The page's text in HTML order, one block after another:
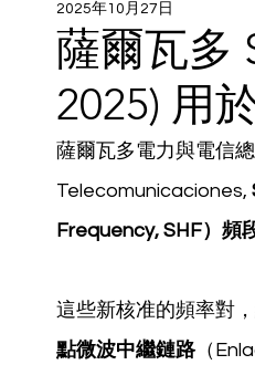
Australia Azerbaijan
Botswana Brunei
Georgia Guinea
薩爾瓦多
2025) 用
2025年10月27日
薩爾瓦多電力與電信
Telecomunicaciones,
Frequency, SHF）頻
這些新核准的頻率對
點微波中繼鏈路（